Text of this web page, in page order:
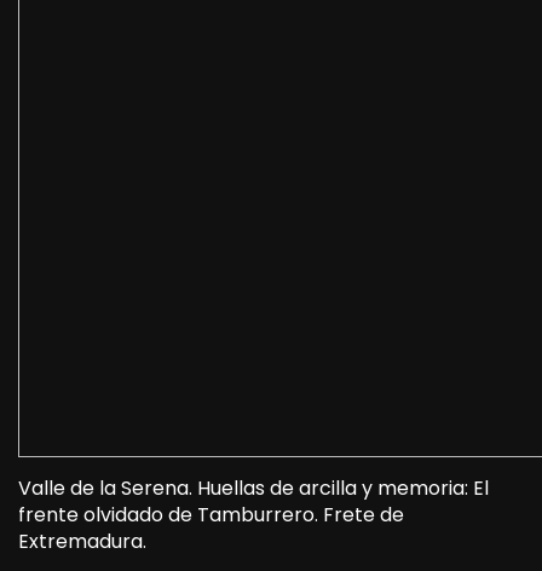
Valle de la Serena. Huellas de arcilla y memoria: El
frente olvidado de Tamburrero. Frete de
Extremadura.